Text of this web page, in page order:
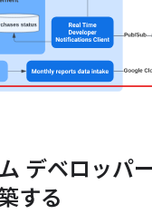
デベロッパ
する